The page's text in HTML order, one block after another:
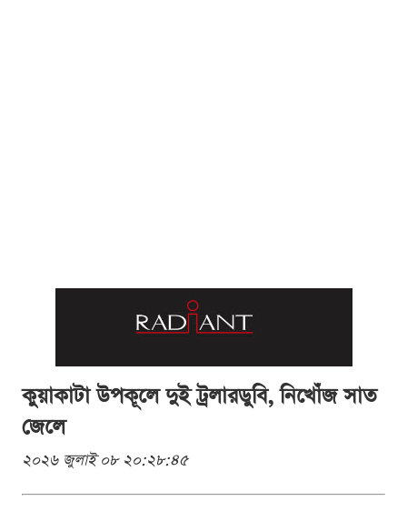
কুয়াকাটা উপকূলে দুই ট্রলারডুবি, নিখোঁজ সাত
জেলে
২০২৬ জুলাই ০৮ ২০:২৮:৪৫